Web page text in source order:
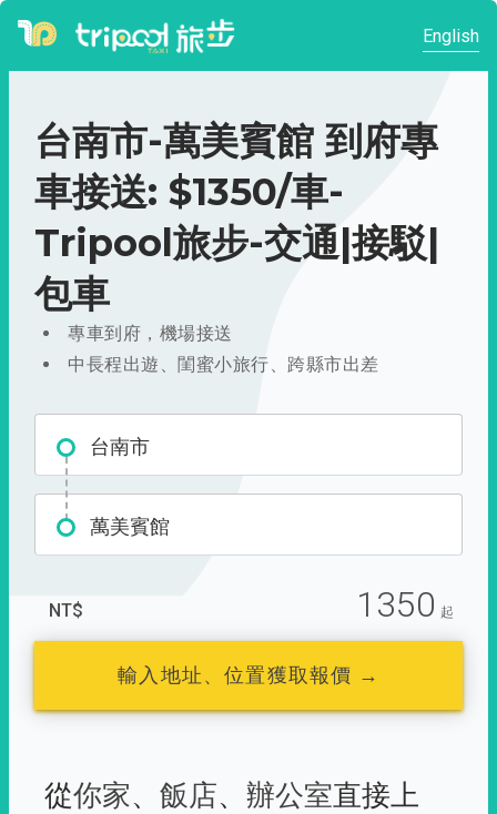
English
台南市-萬美賓館 到府專
車接送: $1350/車-
Tripool旅步-交通|接駁|
包車
專車到府，機場接送
中長程出遊、閨蜜小旅行、跨縣市出差
台南市
萬美賓館
NT$ 1350 起
輸入地址、位置獲取報價 →
從你家、 飯店、 辦公室直接上